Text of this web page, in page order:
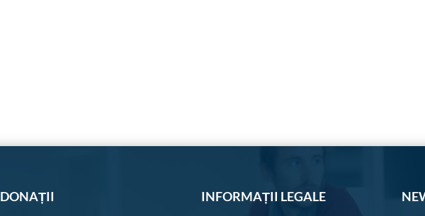
DONAȚII
INFORMAȚII LEGALE